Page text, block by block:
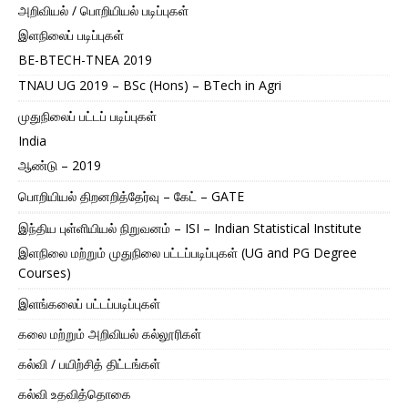
அறிவியல் / பொறியியல் படிப்புகள்
இளநிலைப் படிப்புகள்
BE-BTECH-TNEA 2019
TNAU UG 2019 – BSc (Hons) – BTech in Agri
முதுநிலைப் பட்டப் படிப்புகள்
India
ஆண்டு – 2019
பொறியியல் திறனறித்தேர்வு – கேட் – GATE
இந்திய புள்ளியியல் நிறுவனம் – ISI – Indian Statistical Institute
இளநிலை மற்றும் முதுநிலை பட்டப்படிப்புகள் (UG and PG Degree
Courses)
இளங்கலைப் பட்டப்படிப்புகள்
கலை மற்றும் அறிவியல் கல்லூரிகள்
கல்வி / பயிற்சித் திட்டங்கள்
கல்வி உதவித்தொகை